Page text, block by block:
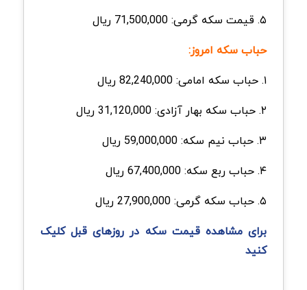
۵. قیمت سکه گرمی:
71,500,000 ریال
حباب سکه امروز:
۱. حباب سکه امامی: 82,240,000 ریال
۲. حباب سکه بهار آزادی: 31,120,000 ریال
۳. حباب نیم سکه: 59,000,000 ریال
۴. حباب ربع سکه: 67,400,000 ریال
۵. حباب سکه گرمی: 27,900,000 ریال
برای مشاهده قیمت سکه در روزهای قبل کلیک
کنید